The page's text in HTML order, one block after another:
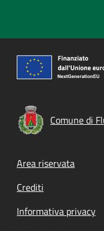
Comune di
Footer
Area riservata
Crediti
Informativa privacy